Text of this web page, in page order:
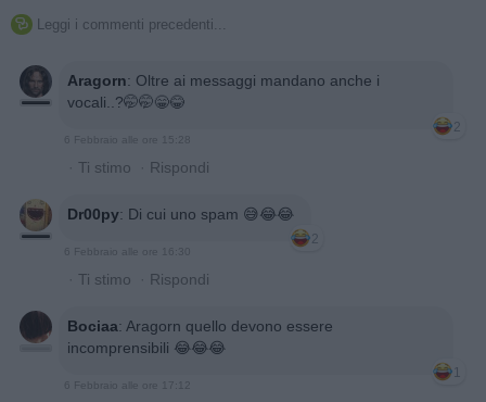
 Leggi i commenti precedenti...
Aragorn: Oltre ai messaggi mandano anche i
vocali..?🤭🤭😁😂
2
6 Febbraio alle ore 15:28
· Ti stimo · Rispondi
Dr00py: Di cui uno spam 😅😂😂
2
6 Febbraio alle ore 16:30
· Ti stimo · Rispondi
Bociaa: Aragorn quello devono essere
incomprensibili 😂😂😂
1
6 Febbraio alle ore 17:12